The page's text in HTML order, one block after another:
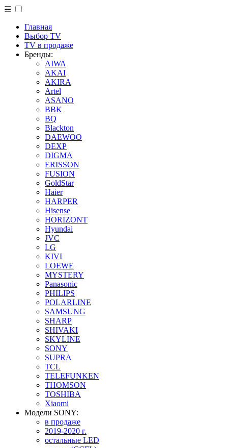
☰
Главная
Выбор TV
TV в продаже
Бренды:
AIWA
AKAI
AKIRA
Artel
ASANO
BBK
BQ
Blackton
DAEWOO
DEXP
DIGMA
ERISSON
FUSION
GoldStar
Haier
HARPER
Hisense
HORIZONT
Hyundai
JVC
LG
KIVI
LOEWE
MYSTERY
Panasonic
PHILIPS
POLARLINE
SAMSUNG
SHARP
SHIVAKI
SKYLINE
SONY
SUPRA
TCL
TELEFUNKEN
THOMSON
TOSHIBA
Xiaomi
Модели SONY:
в продаже
2019-2020 г.
остальные LED